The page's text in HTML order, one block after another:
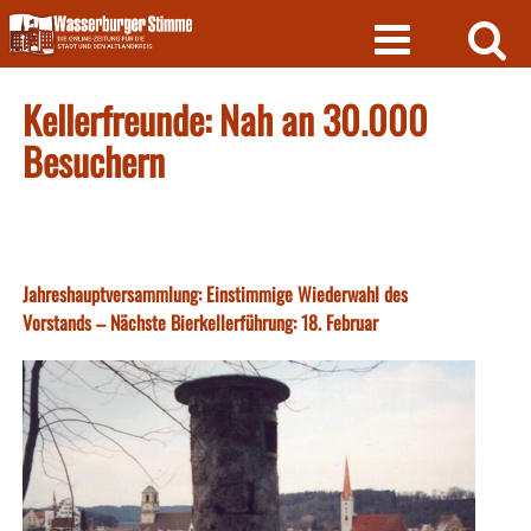
Skip
to
content
Kellerfreunde: Nah an 30.000
Besuchern
Jahreshauptversammlung: Einstimmige Wiederwahl des
Vorstands – Nächste Bierkellerführung: 18. Februar